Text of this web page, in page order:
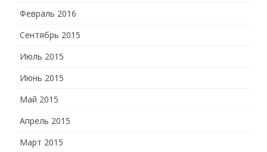
Февраль 2016
Сентябрь 2015
Июль 2015
Июнь 2015
Май 2015
Апрель 2015
Март 2015